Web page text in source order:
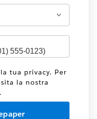
tua privacy. Per
la nostra
.